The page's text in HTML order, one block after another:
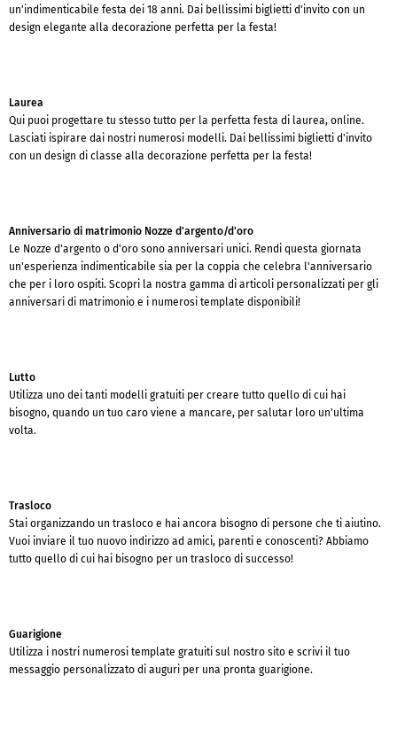
un'indimenticabile festa dei 18 anni. Dai bellissimi biglietti d'invito con un
design elegante alla decorazione perfetta per la festa!
Laurea
Qui puoi progettare tu stesso tutto per la perfetta festa di laurea, online.
Lasciati ispirare dai nostri numerosi modelli. Dai bellissimi biglietti d'invito
con un design di classe alla decorazione perfetta per la festa!
Anniversario di matrimonio Nozze d'argento/d'oro
Le Nozze d'argento o d'oro sono anniversari unici. Rendi questa giornata
un'esperienza indimenticabile sia per la coppia che celebra l'anniversario
che per i loro ospiti. Scopri la nostra gamma di articoli personalizzati per gli
anniversari di matrimonio e i numerosi template disponibili!
Lutto
Utilizza uno dei tanti modelli gratuiti per creare tutto quello di cui hai
bisogno, quando un tuo caro viene a mancare, per salutar loro un'ultima
volta.
Trasloco
Stai organizzando un trasloco e hai ancora bisogno di persone che ti aiutino.
Vuoi inviare il tuo nuovo indirizzo ad amici, parenti e conoscenti? Abbiamo
tutto quello di cui hai bisogno per un trasloco di successo!
Guarigione
Utilizza i nostri numerosi template gratuiti sul nostro sito e scrivi il tuo
messaggio personalizzato di auguri per una pronta guarigione.